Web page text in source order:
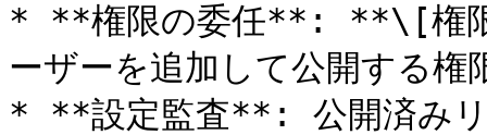
* **権限の委任**: **\[権限
ーザーを追加して公開する権
* **設定監査**: 公開済みリ